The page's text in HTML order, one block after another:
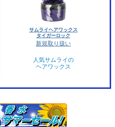
サムライヘアワックス
タイガーロック
新規取り扱い
人気サムライの
ヘアワックス